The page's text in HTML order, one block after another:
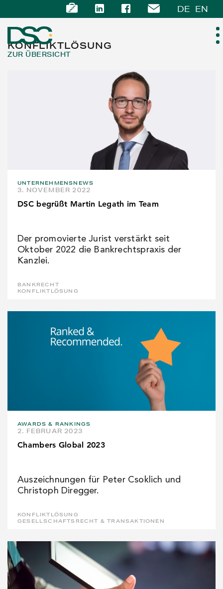
DE EN
KARRIERE
KONFLIKTLÖSUNG
ZUR ÜBERSICHT
UNTERNEHMENSNEWS
3. NOVEMBER 2022
DSC begrüßt Martin Legath im Team
Der promovierte Jurist verstärkt seit
Oktober 2022 die Bankrechtspraxis der
Kanzlei.
BANKRECHT
KONFLIKTLÖSUNG
AWARDS & RANKINGS
2. FEBRUAR 2023
Chambers Global 2023
Auszeichnungen für Peter Csoklich und
Christoph Diregger.
KONFLIKTLÖSUNG
GESELLSCHAFTSRECHT & TRANSAKTIONEN